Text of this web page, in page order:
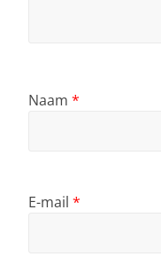
Naam *
E-mail *